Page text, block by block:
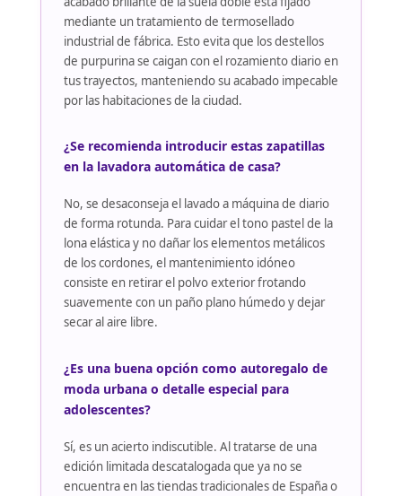
mediante un tratamiento de termosellado
industrial de fábrica. Esto evita que los destellos
de purpurina se caigan con el rozamiento diario en
tus trayectos, manteniendo su acabado impecable
por las habitaciones de la ciudad.
¿Se recomienda introducir estas zapatillas
en la lavadora automática de casa?
No, se desaconseja el lavado a máquina de diario
de forma rotunda. Para cuidar el tono pastel de la
lona elástica y no dañar los elementos metálicos
de los cordones, el mantenimiento idóneo
consiste en retirar el polvo exterior frotando
suavemente con un paño plano húmedo y dejar
secar al aire libre.
¿Es una buena opción como autoregalo de
moda urbana o detalle especial para
adolescentes?
Sí, es un acierto indiscutible. Al tratarse de una
edición limitada descatalogada que ya no se
encuentra en las tiendas tradicionales de España o